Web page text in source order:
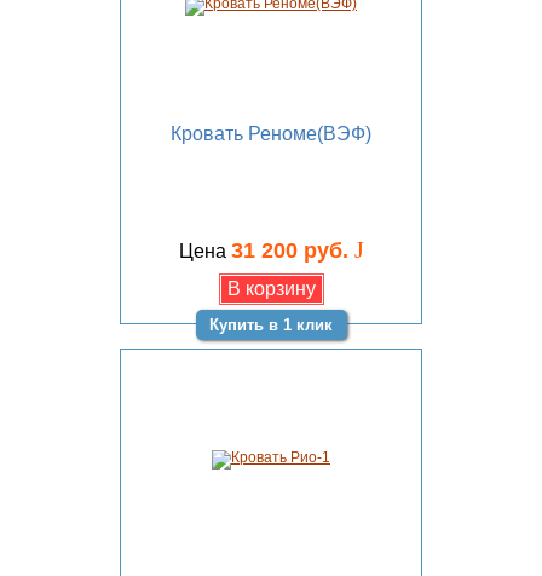
Кровать Реноме(ВЭФ)
Цена 31 200 руб. J
Купить в 1 клик